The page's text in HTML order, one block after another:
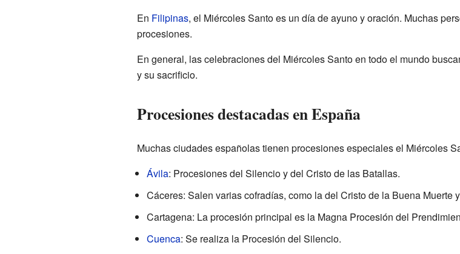
En Filipinas, el Miércoles Santo es un día de ayuno y oración. Muchas
procesiones.
En general, las celebraciones del Miércoles Santo en todo el mundo
y su sacrificio.
Procesiones destacadas en España
Muchas ciudades españolas tienen procesiones especiales el Miércoles
Ávila: Procesiones del Silencio y del Cristo de las Batallas.
Cáceres: Salen varias cofradías, como la del Cristo de la Buena Muerte
Cartagena: La procesión principal es la Magna Procesión del
Cuenca: Se realiza la Procesión del Silencio.